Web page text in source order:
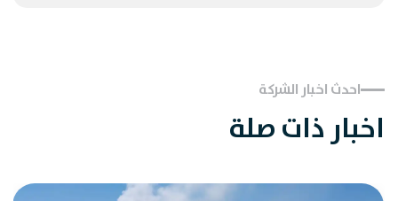
احدث اخبار الشركة
اخبار ذات صلة